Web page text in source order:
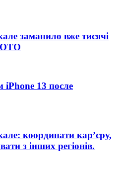
заманило вже тисячі
iPhone 13 после
координати кар’єру,
з інших регіонів.